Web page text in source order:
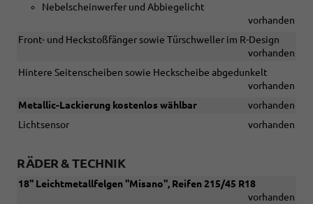
Nebelscheinwerfer und Abbiegelicht
vorhanden
Front- und Heckstoßfänger sowie Türschweller im R-Design
vorhanden
Hintere Seitenscheiben sowie Heckscheibe abgedunkelt
vorhanden
Metallic-Lackierung kostenlos wählbar
vorhanden
Lichtsensor
vorhanden
RÄDER & TECHNIK
18'' Leichtmetallfelgen ''Misano'', Reifen 215/45 R18
vorhanden